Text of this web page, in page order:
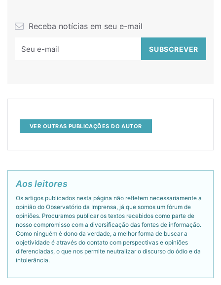
Receba notícias em seu e-mail
VER OUTRAS PUBLICAÇÕES DO AUTOR
Aos leitores
Os artigos publicados nesta página não refletem necessariamente a
opinião do Observatório da Imprensa, já que somos um fórum de
opiniões. Procuramos publicar os textos recebidos como parte de
nosso compromisso com a diversificação das fontes de informação.
Como ninguém é dono da verdade, a melhor forma de buscar a
objetividade é através do contato com perspectivas e opiniões
diferenciadas, o que nos permite neutralizar o discurso do ódio e da
intolerância.